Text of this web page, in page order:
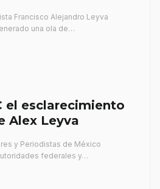
Francisco Alejandro Leyva
una ola de…
el esclarecimiento
Alex Leyva
y Periodistas de México
federales y…